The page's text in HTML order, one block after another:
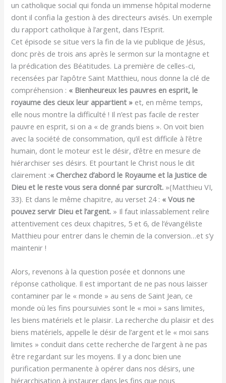
un catholique social qui fonda un immense hôpital moderne
dont il confia la gestion à des directeurs avisés. Un exemple
du rapport catholique à l’argent, dans l’Esprit.
Cet épisode se situe vers la fin de la vie publique de Jésus,
donc près de trois ans après le sermon sur la montagne et
la prédication des Béatitudes. La première de celles-ci,
recensées par l’apôtre Saint Matthieu, nous donne la clé de
compréhension : « Bienheureux les pauvres en esprit, le
royaume des cieux leur appartient » et, en même temps,
elle nous montre la difficulté ! Il n’est pas facile de rester
pauvre en esprit, si on a « de grands biens ». On voit bien
avec la société de consommation, qu’il est difficile à l’être
humain, dont le moteur est le désir, d’être en mesure de
hiérarchiser ses désirs. Et pourtant le Christ nous le dit
clairement :« Cherchez d’abord le Royaume et la Justice de
Dieu et le reste vous sera donné par surcroît. »(Matthieu VI,
33). Et dans le même chapitre, au verset 24 : « Vous ne
pouvez servir Dieu et l’argent. » Il faut inlassablement relire
attentivement ces deux chapitres, 5 et 6, de l’évangéliste
Matthieu pour entrer dans le chemin de la conversion…et s’y
maintenir !
Alors, revenons à la question posée et donnons une
réponse catholique. Il est important de ne pas nous laisser
contaminer par le « monde » au sens de Saint Jean, ce
monde où les fins poursuivies sont le « moi » sans limites,
les biens matériels et le plaisir. La recherche du plaisir et des
biens matériels, appelle le désir de l’argent et le « moi sans
limites » conduit dans cette recherche de l’argent à ne pas
être regardant sur les moyens. Il y a donc bien une
purification permanente à opérer dans nos désirs, une
hiérarchisation à instaurer dans les fins que nous